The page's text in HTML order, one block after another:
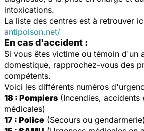
intoxications.
La liste des centres est à retrouver
antipoison.net/
En cas d'accident :
Si vous êtes victime ou témoin d'un
domestique, rapprochez-vous des
compétents.
Voici les différents numéros
18 : Pompiers (Incendies, accidents
médicales)
17 : Police (Secours ou